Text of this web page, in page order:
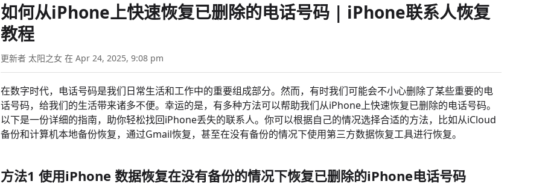
如何从iPhone上快速恢复已删除的电话号码 | iPhone联系人恢复
教程
更新者 太阳之女 在 Apr 24, 2025, 9:08 pm
在数字时代，电话号码是我们日常生活和工作中的重要组成部分。然而，有时我们可能会不小心删除了某些重要的电
话号码，给我们的生活带来诸多不便。幸运的是，有多种方法可以帮助我们从iPhone上快速恢复已删除的电话号码。
以下是一份详细的指南，助你轻松找回iPhone丢失的联系人。你可以根据自己的情况选择合适的方法，比如从iCloud
备份和计算机本地备份恢复，通过Gmail恢复，甚至在没有备份的情况下使用第三方数据恢复工具进行恢复。
方法1 使用iPhone 数据恢复在没有备份的情况下恢复已删除的iPhone电话号码